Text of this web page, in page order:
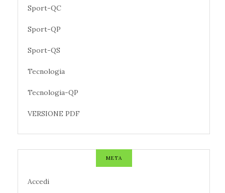
Sport-QC
Sport-QP
Sport-QS
Tecnologia
Tecnologia-QP
VERSIONE PDF
META
Accedi